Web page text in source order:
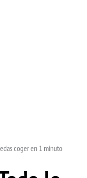
coger en 1 minuto